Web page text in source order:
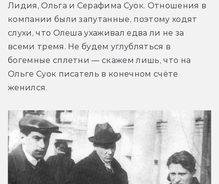
Лидия, Ольга и Серафима Суок. Отношения в
компании были запутанные, поэтому ходят
слухи, что Олеша ухаживал едва ли не за
всеми тремя. Не будем углубляться в
богемные сплетни — скажем лишь, что на
Ольге Суок писатель в конечном счёте
женился.